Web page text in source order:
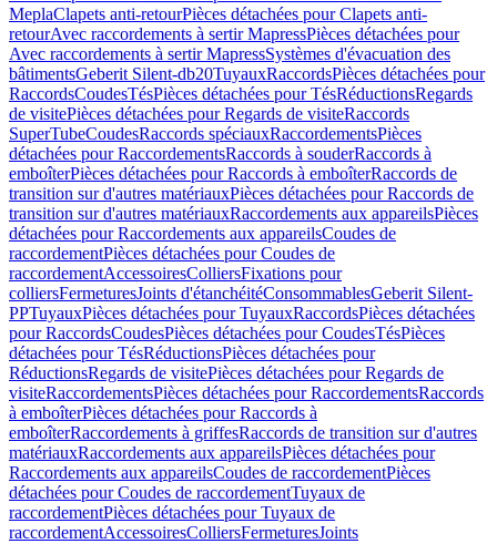
MeplaClapets anti-retourPièces détachées pour Clapets anti-
retourAvec raccordements à sertir MapressPièces détachées pour
Avec raccordements à sertir MapressSystèmes d'évacuation des
bâtimentsGeberit Silent-db20TuyauxRaccordsPièces détachées pour
RaccordsCoudesTésPièces détachées pour TésRéductionsRegards
de visitePièces détachées pour Regards de visiteRaccords
SuperTubeCoudesRaccords spéciauxRaccordementsPièces
détachées pour RaccordementsRaccords à souderRaccords à
emboîterPièces détachées pour Raccords à emboîterRaccords de
transition sur d'autres matériauxPièces détachées pour Raccords de
transition sur d'autres matériauxRaccordements aux appareilsPièces
détachées pour Raccordements aux appareilsCoudes de
raccordementPièces détachées pour Coudes de
raccordementAccessoiresColliersFixations pour
colliersFermeturesJoints d'étanchéitéConsommablesGeberit Silent-
PPTuyauxPièces détachées pour TuyauxRaccordsPièces détachées
pour RaccordsCoudesPièces détachées pour CoudesTésPièces
détachées pour TésRéductionsPièces détachées pour
RéductionsRegards de visitePièces détachées pour Regards de
visiteRaccordementsPièces détachées pour RaccordementsRaccords
à emboîterPièces détachées pour Raccords à
emboîterRaccordements à griffesRaccords de transition sur d'autres
matériauxRaccordements aux appareilsPièces détachées pour
Raccordements aux appareilsCoudes de raccordementPièces
détachées pour Coudes de raccordementTuyaux de
raccordementPièces détachées pour Tuyaux de
raccordementAccessoiresColliersFermeturesJoints